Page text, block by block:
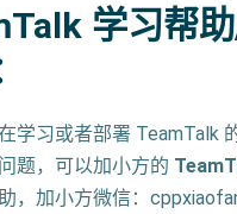
学习帮
学习或者部署 TeamTalk
题，可以加小方的
，加小方微信：